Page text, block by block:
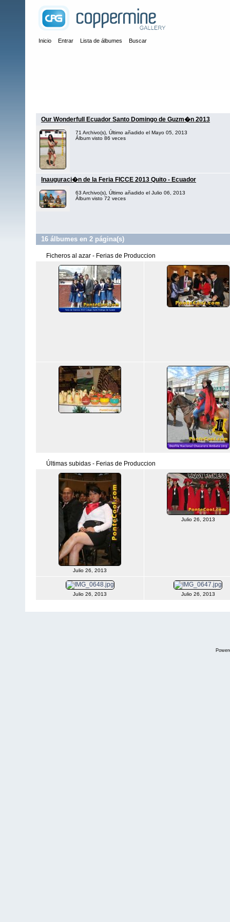
Inicio Entrar Lista de álbumes Buscar
Our Wonderfull Ecuador Santo Domingo de Guzm�n 2013
71 Archivo(s), Último añadido el Mayo 05, 2013
Álbum visto 86 veces
Inauguraci�n de la Feria FICCE 2013 Quito - Ecuador
63 Archivo(s), Último añadido el Julio 06, 2013
Álbum visto 72 veces
16 álbumes en 2 página(s)
Ficheros al azar - Ferias de Produccion
Últimas subidas - Ferias de Produccion
Julio 26, 2013
Julio 26, 2013
Julio 26, 2013 Julio 26, 2013